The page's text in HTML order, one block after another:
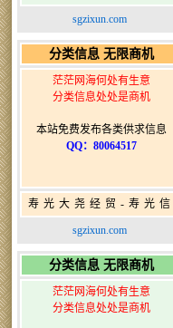
息网-免费信息发布网-
sgzixun.com
分类信息 无限商机
茫茫网海何处有生意
分类信息处处是商机
本站免费发布各类供求信息
QQ：80064517
寿光大尧经贸-寿光信
息网-免费信息发布网-
sgzixun.com
分类信息 无限商机
茫茫网海何处有生意
分类信息处处是商机